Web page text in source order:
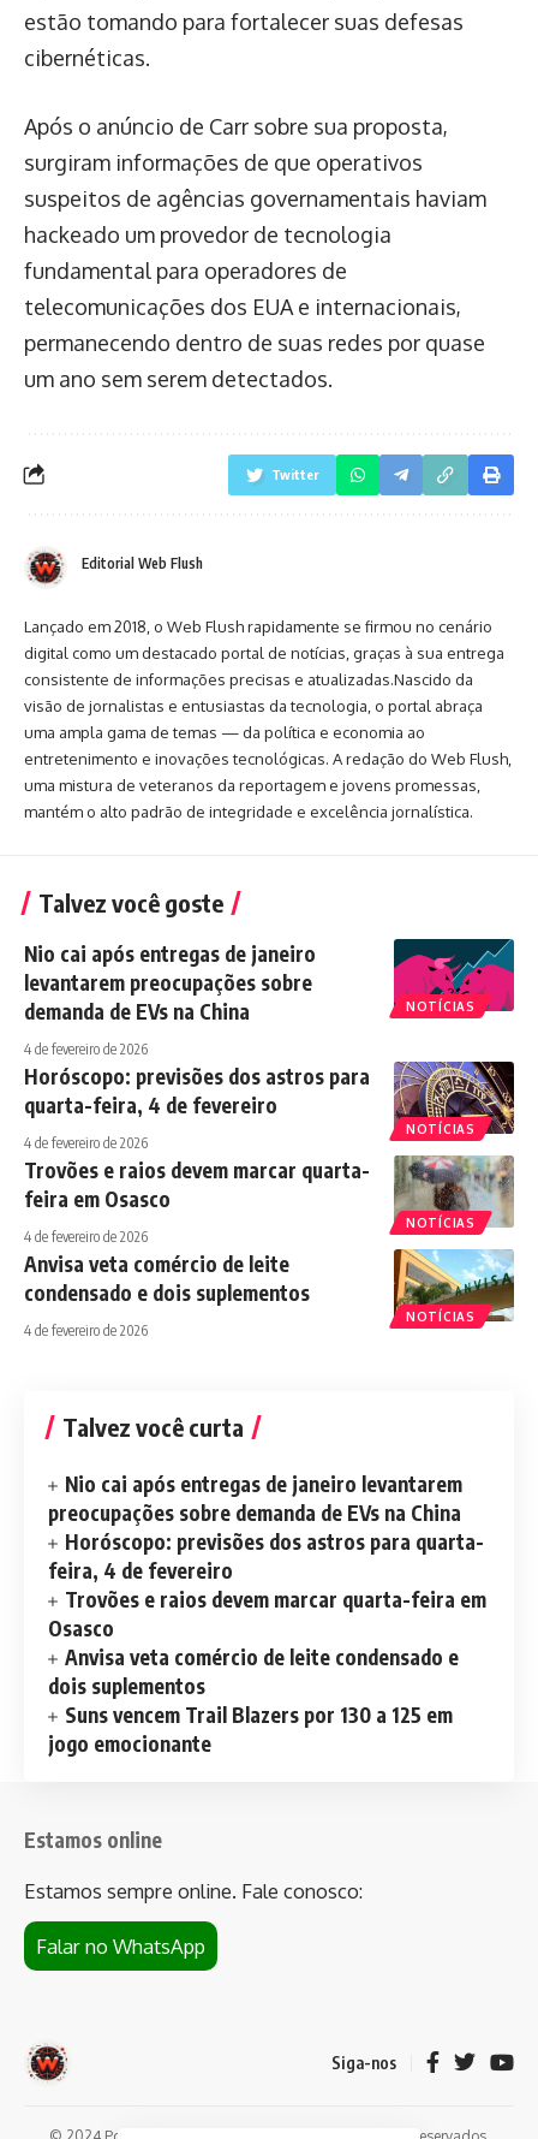
estão tomando para fortalecer suas defesas
cibernéticas.
Após o anúncio de Carr sobre sua proposta,
surgiram informações de que operativos
suspeitos de agências governamentais haviam
hackeado um provedor de tecnologia
fundamental para operadores de
telecomunicações dos EUA e internacionais,
permanecendo dentro de suas redes por quase
um ano sem serem detectados.
Twitter
Editorial Web Flush
Lançado em 2018, o Web Flush rapidamente se firmou no cenário
digital como um destacado portal de notícias, graças à sua entrega
consistente de informações precisas e atualizadas.Nascido da
visão de jornalistas e entusiastas da tecnologia, o portal abraça
uma ampla gama de temas — da política e economia ao
entretenimento e inovações tecnológicas. A redação do Web Flush,
uma mistura de veteranos da reportagem e jovens promessas,
mantém o alto padrão de integridade e excelência jornalística.
Talvez você goste
NOTÍCIAS
Nio cai após entregas de janeiro
levantarem preocupações sobre
demanda de EVs na China
4 de fevereiro de 2026
NOTÍCIAS
Horóscopo: previsões dos astros para
quarta-feira, 4 de fevereiro
4 de fevereiro de 2026
NOTÍCIAS
Trovões e raios devem marcar quarta-
feira em Osasco
4 de fevereiro de 2026
NOTÍCIAS
Anvisa veta comércio de leite
condensado e dois suplementos
4 de fevereiro de 2026
Talvez você curta
Nio cai após entregas de janeiro levantarem
preocupações sobre demanda de EVs na China
Horóscopo: previsões dos astros para quarta-
feira, 4 de fevereiro
Trovões e raios devem marcar quarta-feira em
Osasco
Anvisa veta comércio de leite condensado e
dois suplementos
Suns vencem Trail Blazers por 130 a 125 em
jogo emocionante
Estamos online
Estamos sempre online. Fale conosco:
Falar no WhatsApp
Siga-nos